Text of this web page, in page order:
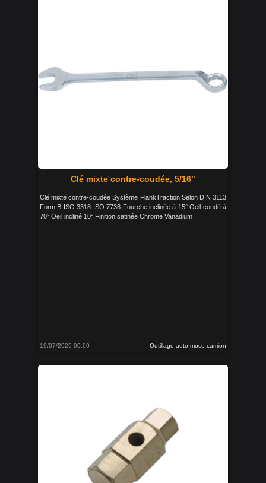
Clé mixte contre-coudée, 5/16"
Clé mixte contre-coudée Système FlankTraction Selon DIN 3113
Form B ISO 3318 ISO 7738 Fourche inclinée à 15° Oeil coudé à
70° Oeil incliné 10° Finition satinée Chrome Vanadium
19/07/2026 00:00 Outillage auto moco camion